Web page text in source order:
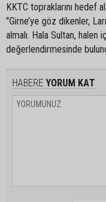
KKTC topraklarını hedef
"Girne’ye göz dikenler,
almalı. Hala Sultan,
değerlendirmesinde
HABERE YORUM KAT